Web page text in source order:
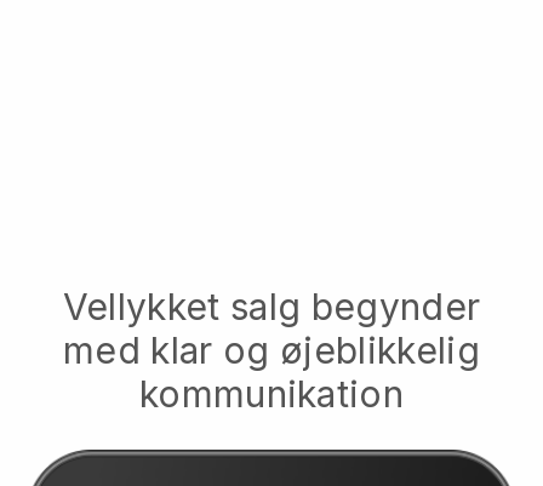
Vellykket salg begynder
med klar og øjeblikkelig
kommunikation